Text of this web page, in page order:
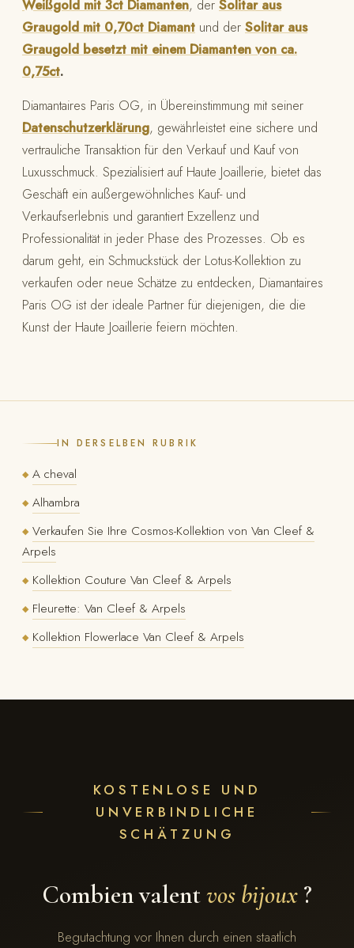
Weißgold mit 3ct Diamanten, der Solitar aus
Graugold mit 0,70ct Diamant und der Solitar aus
Graugold besetzt mit einem Diamanten von ca.
0,75ct.
Diamantaires Paris OG, in Übereinstimmung mit seiner
Datenschutzerklärung, gewährleistet eine sichere und
vertrauliche Transaktion für den Verkauf und Kauf von
Luxusschmuck. Spezialisiert auf Haute Joaillerie, bietet das
Geschäft ein außergewöhnliches Kauf- und
Verkaufserlebnis und garantiert Exzellenz und
Professionalität in jeder Phase des Prozesses. Ob es
darum geht, ein Schmuckstück der Lotus-Kollektion zu
verkaufen oder neue Schätze zu entdecken, Diamantaires
Paris OG ist der ideale Partner für diejenigen, die die
Kunst der Haute Joaillerie feiern möchten.
IN DERSELBEN RUBRIK
◆ A cheval
◆ Alhambra
◆ Verkaufen Sie Ihre Cosmos-Kollektion von Van Cleef &
Arpels
◆ Kollektion Couture Van Cleef & Arpels
◆ Fleurette: Van Cleef & Arpels
◆ Kollektion Flowerlace Van Cleef & Arpels
KOSTENLOSE UND
UNVERBINDLICHE
SCHÄTZUNG
Combien valentvos bijoux ?
Begutachtung vor Ihnen durch einen staatlich